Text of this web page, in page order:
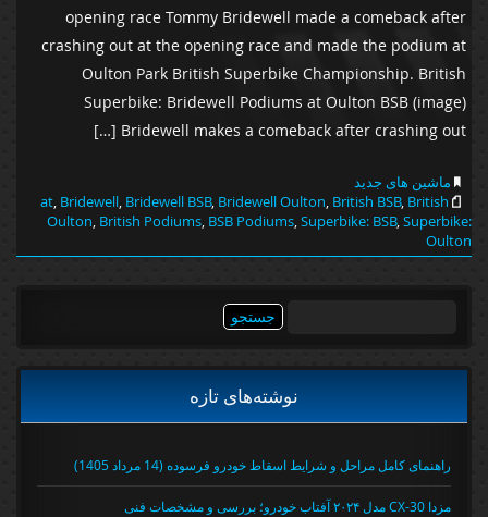
opening race Tommy Bridewell made a comeback after
crashing out at the opening race and made the podium at
Oulton Park British Superbike Championship. British
Superbike: Bridewell Podiums at Oulton BSB (image)
Bridewell makes a comeback after crashing out […]
ماشین های جدید
at,Bridewell,Bridewell BSB,Bridewell Oulton,British BSB,British
Oulton,British Podiums,BSB Podiums,Superbike: BSB,Superbike:
Oulton
نوشته‌های تازه
راهنمای کامل مراحل و شرایط اسقاط خودرو فرسوده (14 مرداد 1405)
مزدا CX-30 مدل ۲۰۲۴ آفتاب خودرو؛ بررسی و مشخصات فنی